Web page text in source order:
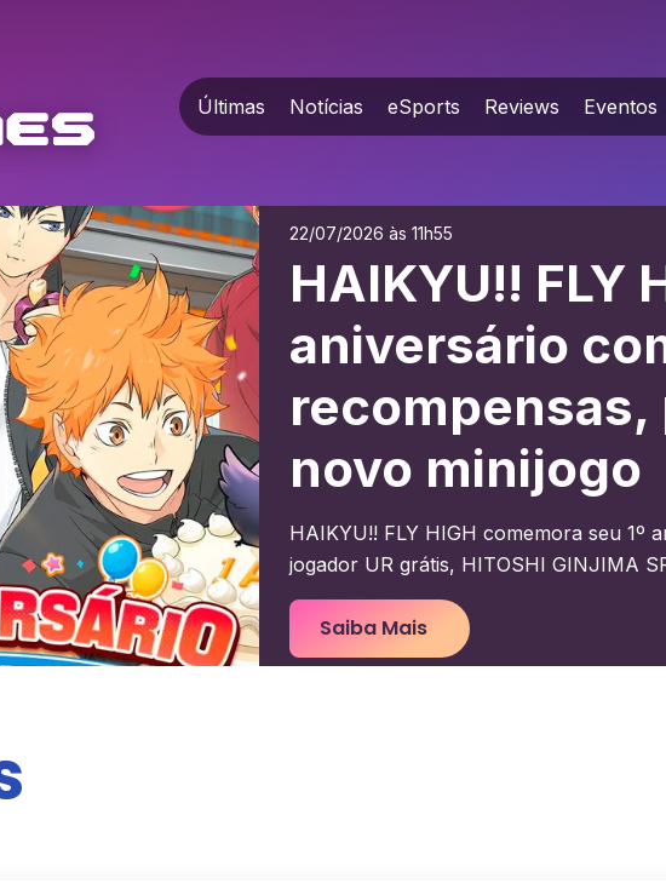
Últimas Notícias eSports Reviews Eventos
22/07/2026 às 11h55
HAIKYU!! FLY
aniversário
novo minijogo
HAIKYU!! FLY HIGH comemora seu 1º
jogador UR grátis, HITOSHI GINJIMA
Saiba Mais